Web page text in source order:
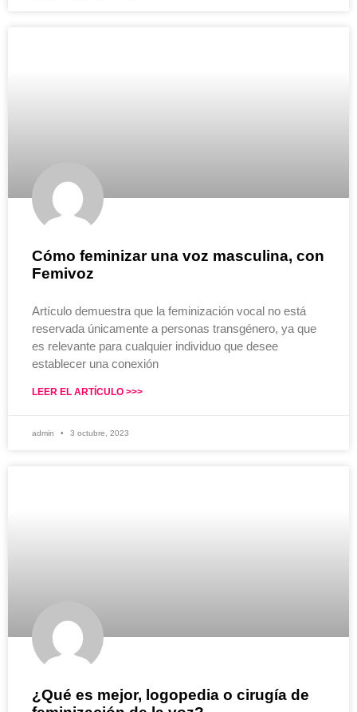
Cómo feminizar una voz masculina, con
Femivoz
Artículo demuestra que la feminización vocal no está
reservada únicamente a personas transgénero, ya que
es relevante para cualquier individuo que desee
establecer una conexión
LEER EL ARTÍCULO >>>
admin 3 octubre, 2023
¿Qué es mejor, logopedia o cirugía de